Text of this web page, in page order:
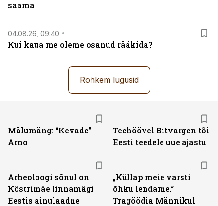
saama
04.08.26, 09:40
Kui kaua me oleme osanud rääkida?
Rohkem lugusid
Mälumäng: “Kevade”
Arno
Teehöövel Bitvargen tõi
Eesti teedele uue ajastu
Arheoloogi sõnul on
Köstrimäe linnamägi
Eestis ainulaadne
„Küllap meie varsti
õhku lendame.“
Tragöödia Männikul